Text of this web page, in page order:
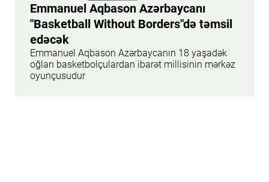
Emmanuel Aqbason Azərbaycanı
"Basketball Without Borders"də təmsil
edəcək
Emmanuel Aqbason Azərbaycanın 18 yaşadək
oğlan basketbolçulardan ibarət millisinin mərkəz
oyunçusudur